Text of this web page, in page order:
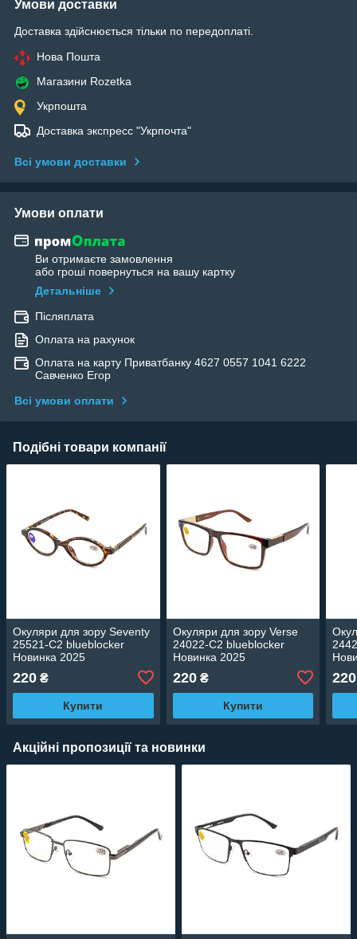
Умови доставки
Доставка здійснюється тільки по передоплаті.
Нова Пошта
Магазини Rozetka
Укрпошта
Доставка экспресс "Укрпочта"
Всі умови доставки
Умови оплати
Ви отримаєте замовлення
або гроші повернуться на вашу картку
Детальніше
Післяплата
Оплата на рахунок
Оплата на карту Приватбанку 4627 0557 1041 6222
Савченко Егор
Всі умови оплати
Подібні товари компанії
Окуляри для зору Seventy
25521-C2 blueblocker
Новинка 2025
220 ₴
Купити
Окуляри для зору Verse
24022-C2 blueblocker
Новинка 2025
220₴
Купити
220
Акційні пропозиції та новинки